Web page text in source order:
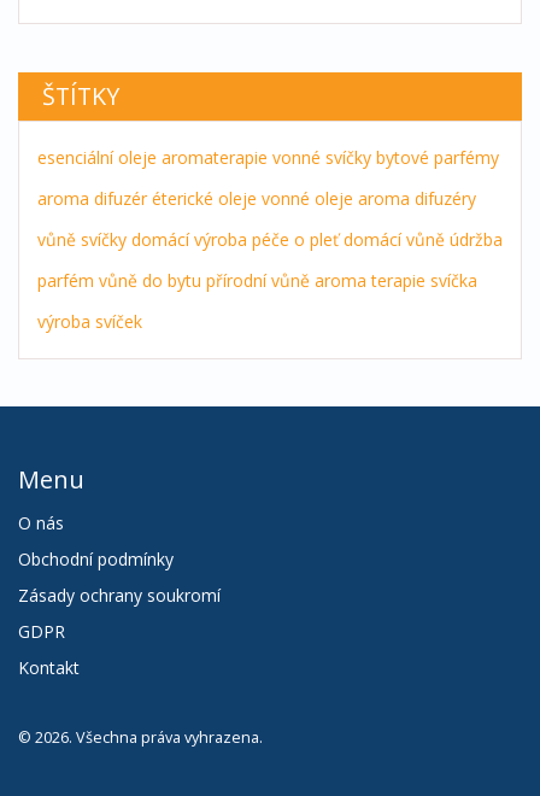
ŠTÍTKY
esenciální oleje aromaterapie vonné svíčky bytové parfémy
aroma difuzér éterické oleje vonné oleje aroma difuzéry
vůně svíčky domácí výroba péče o pleť domácí vůně údržba
parfém vůně do bytu přírodní vůně aroma terapie svíčka
výroba svíček
Menu
O nás
Obchodní podmínky
Zásady ochrany soukromí
GDPR
Kontakt
© 2026. Všechna práva vyhrazena.